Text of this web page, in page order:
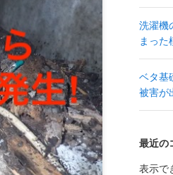
洗濯機
まった
ベタ基
被害が
最近の
表示で